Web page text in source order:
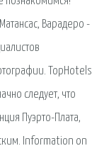
Варадеро -
TopHotels
следует, что
Пуэрто-Плата,
Information on